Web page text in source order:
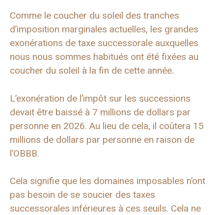
Comme le coucher du soleil des tranches
d’imposition marginales actuelles, les grandes
exonérations de taxe successorale auxquelles
nous nous sommes habitués ont été fixées au
coucher du soleil à la fin de cette année.
L’exonération de l’impôt sur les successions
devait être baissé à 7 millions de dollars par
personne en 2026. Au lieu de cela, il coûtera 15
millions de dollars par personne en raison de
l’OBBB.
Cela signifie que les domaines imposables n’ont
pas besoin de se soucier des taxes
successorales inférieures à ces seuils. Cela ne